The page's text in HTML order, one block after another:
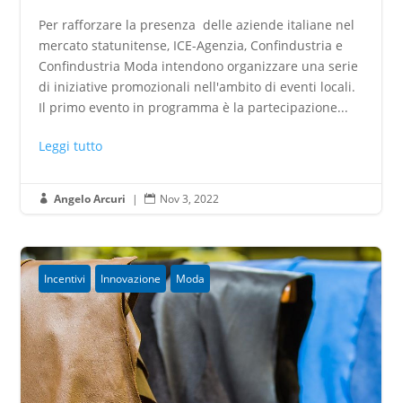
Per rafforzare la presenza delle aziende italiane nel
mercato statunitense, ICE-Agenzia, Confindustria e
Confindustria Moda intendono organizzare una serie
di iniziative promozionali nell'ambito di eventi locali.
Il primo evento in programma è la partecipazione...
Leggi tutto
 Angelo Arcuri |  Nov 3, 2022
Incentivi Innovazione Moda